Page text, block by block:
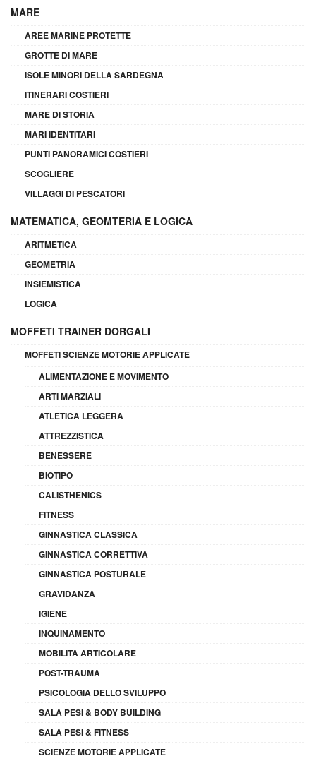
MARE
AREE MARINE PROTETTE
GROTTE DI MARE
ISOLE MINORI DELLA SARDEGNA
ITINERARI COSTIERI
MARE DI STORIA
MARI IDENTITARI
PUNTI PANORAMICI COSTIERI
SCOGLIERE
VILLAGGI DI PESCATORI
MATEMATICA, GEOMTERIA E LOGICA
ARITMETICA
GEOMETRIA
INSIEMISTICA
LOGICA
MOFFETI TRAINER DORGALI
MOFFETI SCIENZE MOTORIE APPLICATE
ALIMENTAZIONE E MOVIMENTO
ARTI MARZIALI
ATLETICA LEGGERA
ATTREZZISTICA
BENESSERE
BIOTIPO
CALISTHENICS
FITNESS
GINNASTICA CLASSICA
GINNASTICA CORRETTIVA
GINNASTICA POSTURALE
GRAVIDANZA
IGIENE
INQUINAMENTO
MOBILITÀ ARTICOLARE
POST-TRAUMA
PSICOLOGIA DELLO SVILUPPO
SALA PESI & BODY BUILDING
SALA PESI & FITNESS
SCIENZE MOTORIE APPLICATE